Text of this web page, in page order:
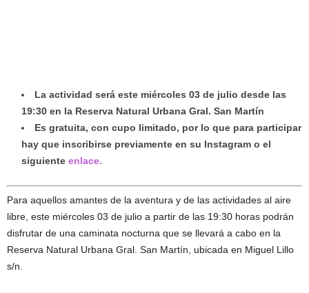
La actividad será este miércoles 03 de julio desde las
19:30 en la Reserva Natural Urbana Gral. San Martín
Es gratuita, con cupo limitado, por lo que para participar
hay que inscribirse previamente en su Instagram o el
siguiente enlace.
Para aquellos amantes de la aventura y de las actividades al aire
libre, este miércoles 03 de julio a partir de las 19:30 horas podrán
disfrutar de una caminata nocturna que se llevará a cabo en la
Reserva Natural Urbana Gral. San Martín, ubicada en Miguel Lillo
s/n.